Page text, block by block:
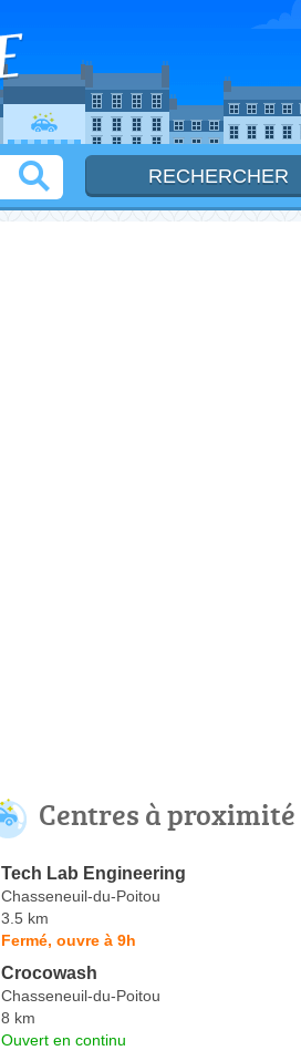
Centres à proximité
Tech Lab Engineering
Chasseneuil-du-Poitou
3.5 km
Fermé, ouvre à 9h
Crocowash
Chasseneuil-du-Poitou
8 km
Ouvert en continu